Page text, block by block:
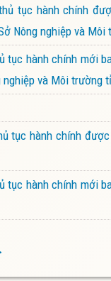
tục hành chính
Nông nghiệp và
tục hành chính
nghiệp và Môi trường
tục hành chính
tục hành chính mới